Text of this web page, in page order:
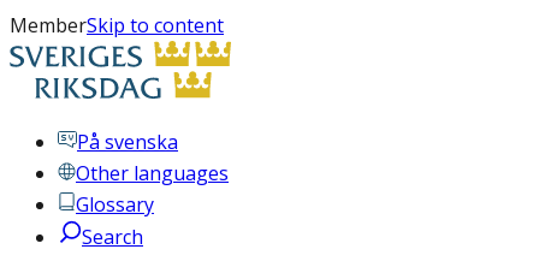
MemberSkip to content
På svenska
Other languages
Glossary
Search